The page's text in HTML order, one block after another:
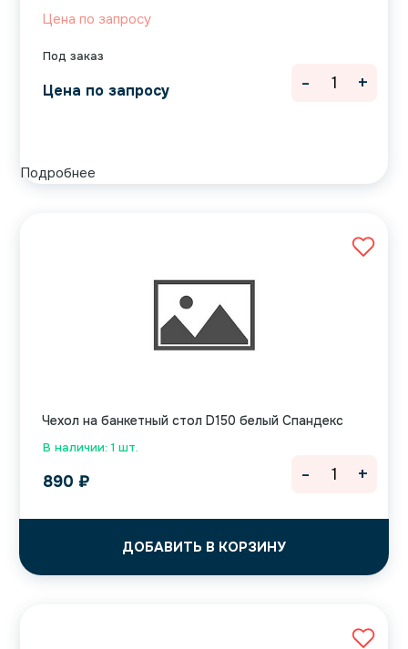
Под заказ
Цена по запросу
Цена по запросу
Подробнее
- +
В наличии: 1 шт.
Чехол на банкетный стол D150 белый Спандекс
890 ₽
ДОБАВИТЬ В КОРЗИНУ
- +